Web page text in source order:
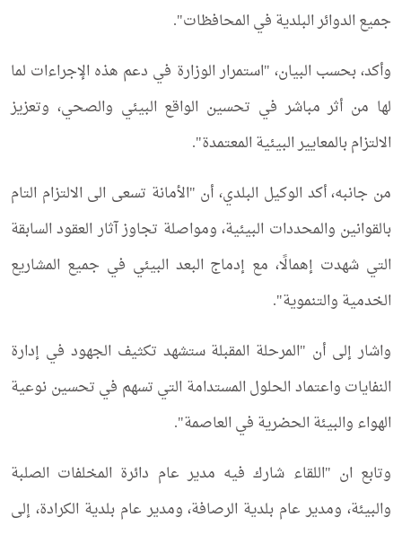
جميع الدوائر البلدية في المحافظات".
وأكد، بحسب البيان، "استمرار الوزارة في دعم هذه الإجراءات لما
لها من أثر مباشر في تحسين الواقع البيئي والصحي، وتعزيز
الالتزام بالمعايير البيئية المعتمدة".
من جانبه، أكد الوكيل البلدي، أن "الأمانة تسعى الى الالتزام التام
بالقوانين والمحددات البيئية، ومواصلة تجاوز آثار العقود السابقة
التي شهدت إهمالًا، مع إدماج البعد البيئي في جميع المشاريع
الخدمية والتنموية".
واشار إلى أن "المرحلة المقبلة ستشهد تكثيف الجهود في إدارة
النفايات واعتماد الحلول المستدامة التي تسهم في تحسين نوعية
الهواء والبيئة الحضرية في العاصمة".
وتابع ان "اللقاء شارك فيه مدير عام دائرة المخلفات الصلبة
والبيئة، ومدير عام بلدية الرصافة، ومدير عام بلدية الكرادة، إلى